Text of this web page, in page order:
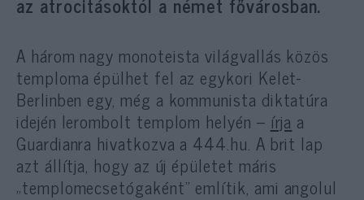
A három nagy monoteista világvallás közös
temploma épülhet fel az egykori Kelet-
Berlinben egy, még a kommunista diktatúra
idején lerombolt templom helyén – írja a
Guardianra hivatkozva a 444.hu. A brit lap
azt állítja, hogy az új épületet máris
„templomecsetógaként” említik, ami angolul